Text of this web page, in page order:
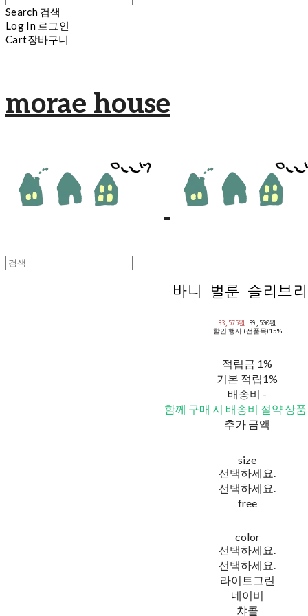
Search 검색
Log In 로그인
Cart장바구니
morae house
바니 벌룬 슬리브
33,575원 39,500원
할인 행사 (전품목)15%
적립금 1%
기본 적립1%
배송비 -
함께 구매 시 배송비 절약 상
추가 금액
size
선택하세요.
선택하세요.
free
color
선택하세요.
선택하세요.
라이트그린
네이비
챠콜